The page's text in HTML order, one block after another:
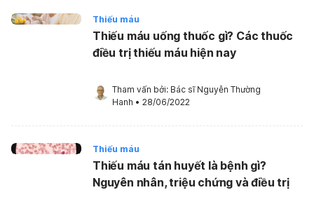
Thiếu máu
Thiếu máu uống thuốc gì? Các thuốc
điều trị thiếu máu hiện nay
Tham vấn bởi: Bác sĩ Nguyễn Thường
Hanh • 28/06/2022
Thiếu máu
Thiếu máu tán huyết là bệnh gì?
Nguyên nhân, triệu chứng và điều trị